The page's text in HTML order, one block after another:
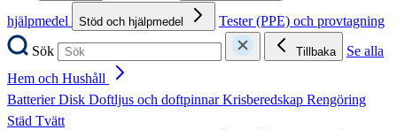
hjälpmedel
Stöd och hjälpmedel
Tester (PPE) och provtagning
Sök
Tillbaka
Se alla
Hem och Hushåll
BatterierDisk Doftljus och doftpinnarKrisberedskap Rengöring
Städ Tvätt